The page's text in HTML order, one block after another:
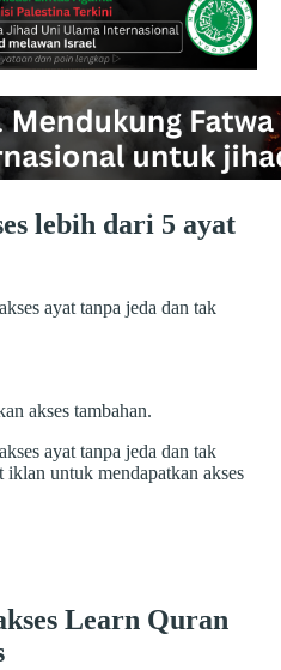
lebih dari 5 ayat
ayat tanpa jeda dan tak
akses tambahan.
ayat tanpa jeda dan tak
untuk mendapatkan akses
Learn Quran